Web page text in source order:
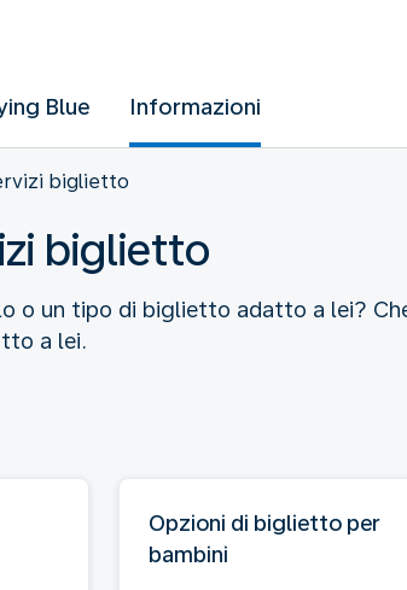
Blue Informazioni
biglietto
biglietto
o un tipo di biglietto adatto a lei?
a lei.
Opzioni di biglietto per
bambini